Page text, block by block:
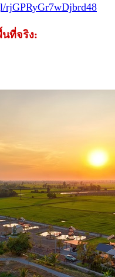
rjGPRyGr7wDjbrd48
ที่จริง: